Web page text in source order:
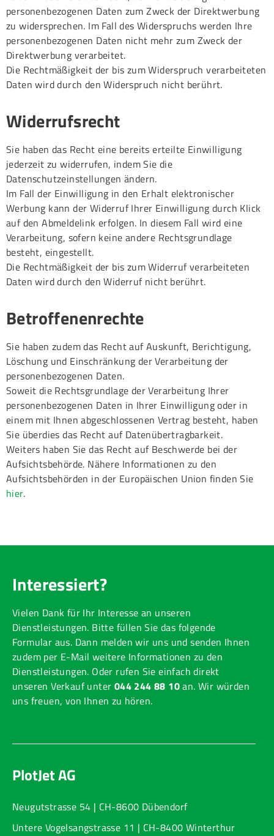
personenbezogenen Daten zum Zweck der Direktwerbung
zu widersprechen. Im Fall des Widerspruchs werden Ihre
personenbezogenen Daten nicht mehr zum Zweck der
Direktwerbung verarbeitet.
Die Rechtmäßigkeit der bis zum Widerspruch verarbeiteten
Daten wird durch den Widerspruch nicht berührt.
Widerrufsrecht
Sie haben das Recht eine bereits erteilte Einwilligung
jederzeit zu widerrufen, indem Sie die
Datenschutzeinstellungen ändern.
Im Fall der Einwilligung in den Erhalt elektronischer
Werbung kann der Widerruf Ihrer Einwilligung durch Klick
auf den Abmeldelink erfolgen. In diesem Fall wird eine
Verarbeitung, sofern keine andere Rechtsgrundlage
besteht, eingestellt.
Die Rechtmäßigkeit der bis zum Widerruf verarbeiteten
Daten wird durch den Widerruf nicht berührt.
Betroffenenrechte
Sie haben zudem das Recht auf Auskunft, Berichtigung,
Löschung und Einschränkung der Verarbeitung der
personenbezogenen Daten.
Soweit die Rechtsgrundlage der Verarbeitung Ihrer
personenbezogenen Daten in Ihrer Einwilligung oder in
einem mit Ihnen abgeschlossenen Vertrag besteht, haben
Sie überdies das Recht auf Datenübertragbarkeit.
Weiters haben Sie das Recht auf Beschwerde bei der
Aufsichtsbehörde. Nähere Informationen zu den
Aufsichtsbehörden in der Europäischen Union finden Sie
hier.
Interessiert?
Vielen Dank für Ihr Interesse an unseren
Dienstleistungen. Bitte füllen Sie das folgende
Formular aus. Dann melden wir uns und senden Ihnen
zudem per E-Mail weitere Informationen zu den
Dienstleistungen. Oder rufen Sie einfach direkt
unseren Verkauf unter 044 244 88 10an. Wir würden
uns freuen, von Ihnen zu hören.
PlotJet AG
Neugutstrasse 54 | CH-8600 Dübendorf
Untere Vogelsangstrasse 11 | CH-8400 Winterthur